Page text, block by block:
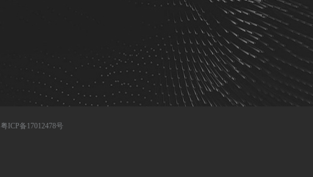
粤ICP备17012478号